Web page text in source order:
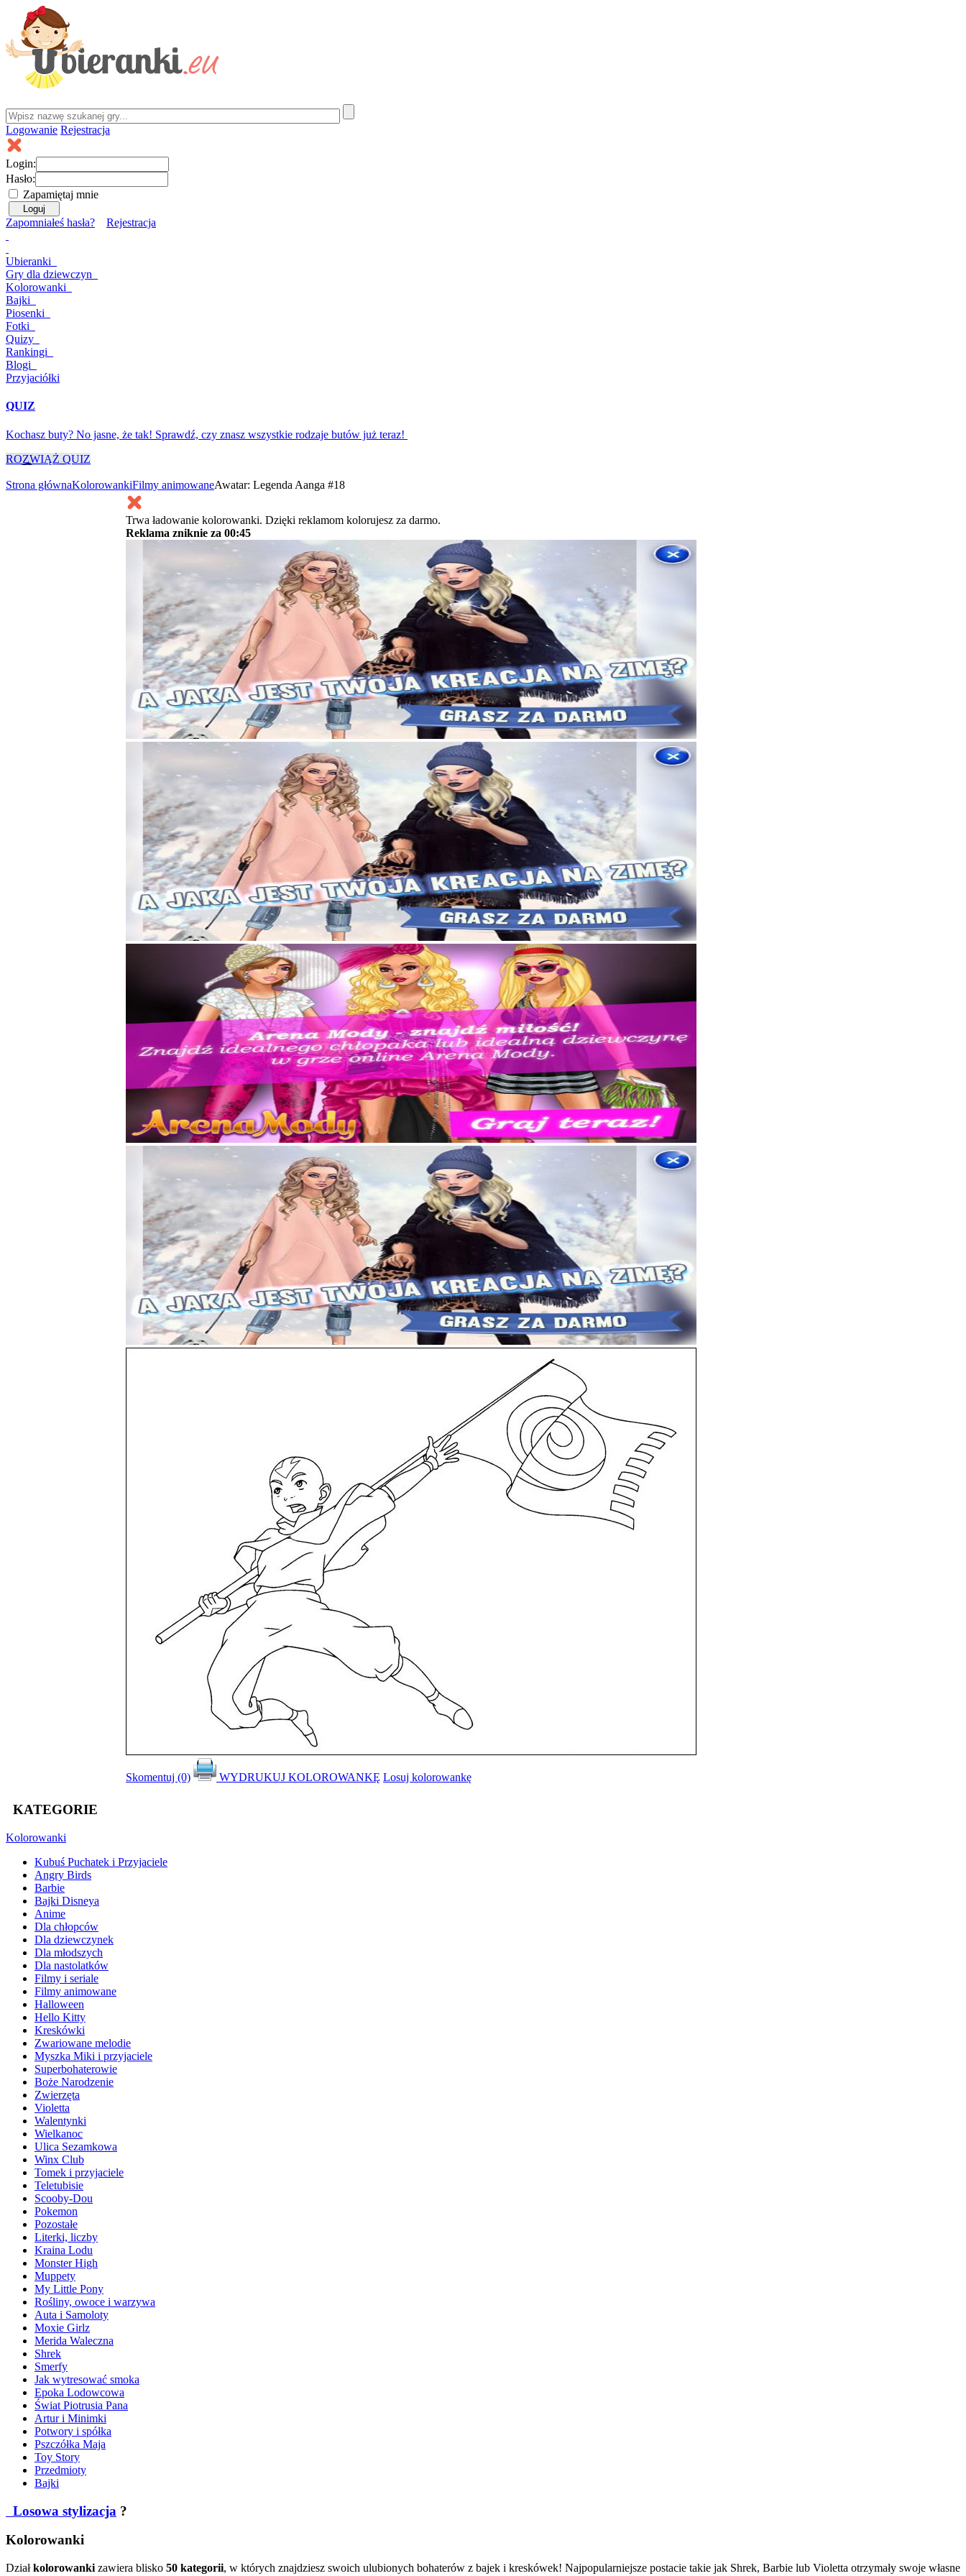
Logowanie Rejestracja
Login:
Hasło:
Zapamiętaj mnie
Zapomniałeś hasła? Rejestracja
Ubieranki
Gry dla dziewczyn
Kolorowanki
Bajki
Piosenki
Fotki
Quizy
Rankingi
Blogi
Przyjaciółki
QUIZ
Kochasz buty? No jasne, że tak! Sprawdź, czy znasz wszystkie rodzaje butów już teraz!
ROZWIĄŻ QUIZ
Strona głównaKolorowankiFilmy animowaneAwatar: Legenda Aanga #18
Trwa ładowanie kolorowanki. Dzięki reklamom kolorujesz za darmo.
Reklama zniknie za 00:45
Skomentuj (0) WYDRUKUJ KOLOROWANKĘ Losuj kolorowankę
KATEGORIE
Kolorowanki
Kubuś Puchatek i Przyjaciele
Angry Birds
Barbie
Bajki Disneya
Anime
Dla chłopców
Dla dziewczynek
Dla młodszych
Dla nastolatków
Filmy i seriale
Filmy animowane
Halloween
Hello Kitty
Kreskówki
Zwariowane melodie
Myszka Miki i przyjaciele
Superbohaterowie
Boże Narodzenie
Zwierzęta
Violetta
Walentynki
Wielkanoc
Ulica Sezamkowa
Winx Club
Tomek i przyjaciele
Teletubisie
Scooby-Dou
Pokemon
Pozostałe
Literki, liczby
Kraina Lodu
Monster High
Muppety
My Little Pony
Rośliny, owoce i warzywa
Auta i Samoloty
Moxie Girlz
Merida Waleczna
Shrek
Smerfy
Jak wytresować smoka
Epoka Lodowcowa
Świat Piotrusia Pana
Artur i Minimki
Potwory i spółka
Pszczółka Maja
Toy Story
Przedmioty
Bajki
Losowa stylizacja ?
Kolorowanki
Działkolorowanki zawiera blisko 50 kategorii, w których znajdziesz swoich ulubionych bohaterów z bajek i kreskówek! Najpopularniejsze postacie takie jak Shrek, Barbie lub Violetta otrzymały swoje własne